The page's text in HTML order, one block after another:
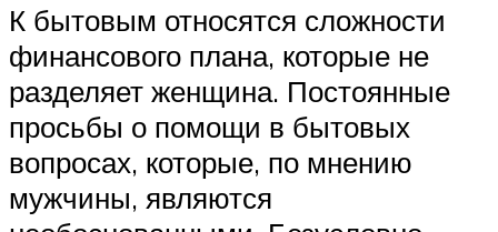
К бытовым относятся сложности
финансового плана, которые не
разделяет женщина. Постоянные
просьбы о помощи в бытовых
вопросах, которые, по мнению
мужчины, являются